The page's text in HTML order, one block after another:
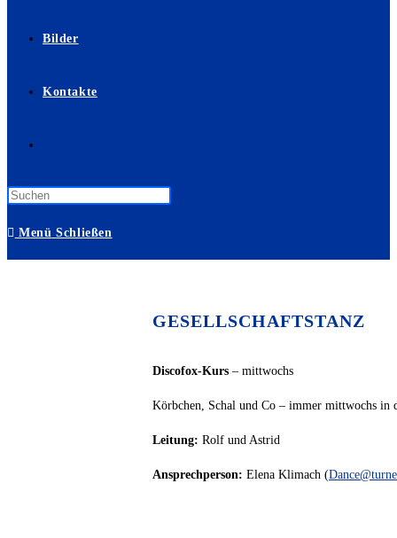
Bilder
Kontakte
Suche
Menü Schließen
GESELLSCHAFTSTANZ
Discofox-Kurs – mittwochs
Körbchen, Schal und Co – immer mittwochs in
Leitung: Rolf und Astrid
Ansprechperson: Elena Klimach (